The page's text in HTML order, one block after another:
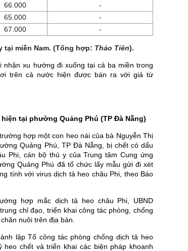
66.000
-
65.000
-
67.000 -
tại miền Nam. (Tổng hợp: Thảo Tiên).
nhận xu hướng đi xuống tại cả ba miền trong
trên cả nước hiện được bán ra với giá từ
tại phường Quảng Phú (TP Đà Nẵng)
hợp một con heo nái của bà Nguyễn Thị
Quảng Phú, TP Đà Nẵng, bị chết có dấu
Phi, cán bộ thú y của Trung tâm Cung ứng
Quảng Phú đã tổ chức lấy mẫu gửi đi xét
tính với virus dịch tả heo châu Phi, theo Báo
hợp mắc dịch tả heo châu Phi, UBND
chỉ đạo, triển khai công tác phòng, chống
nuôi trên địa bàn.
lập Tổ công tác phòng chống dịch tả heo
heo chết và triển khai các biện pháp khoanh